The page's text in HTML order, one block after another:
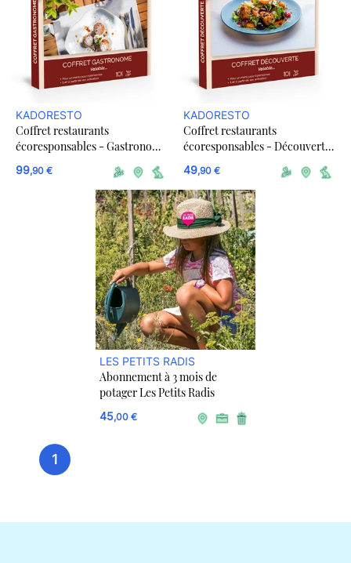
KADORESTO
Coffret restaurants
écoresponsables - Gastronome
- dématérialisé
99,90 €
KADORESTO
Coffret restaurants
écoresponsables - Découverte
- dématérialisé
49,90 €
LES PETITS RADIS
Abonnement à 3 mois de
potager Les Petits Radis
45,00 €
1